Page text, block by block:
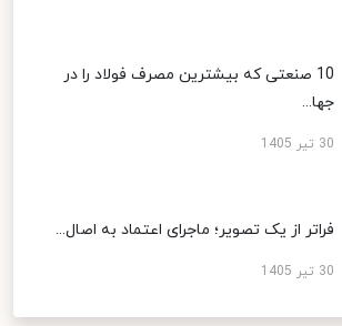
10 صنعتی که بیشترین مصرف فولاد را در
جها...
30 تیر 1405
فراتر از یک تصویر؛ ماجرای اعتماد به اصال...
30 تیر 1405